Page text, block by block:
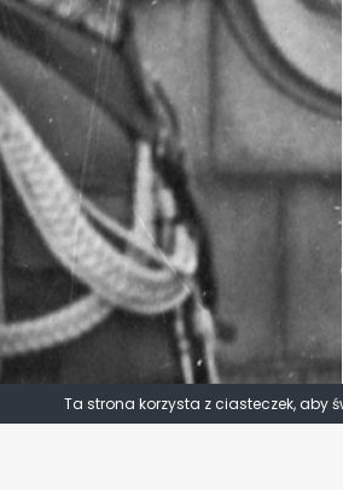
Ta strona korzysta z ciasteczek, aby